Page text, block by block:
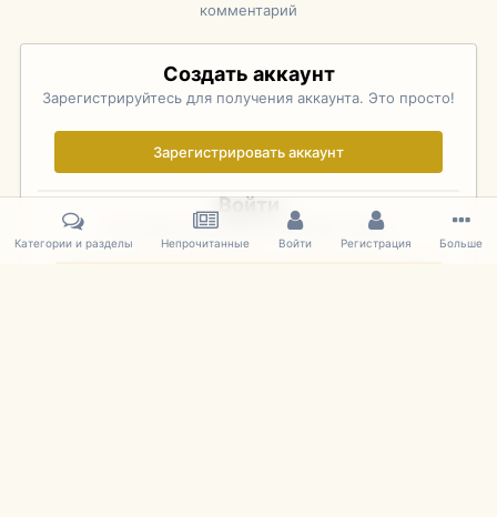
комментарий
Создать аккаунт
Зарегистрируйтесь для получения аккаунта. Это просто!
Зарегистрировать аккаунт
Войти
Уже зарегистрированы? Войдите здесь.
Категории и разделы Непрочитанные Войти Регистрация Больше